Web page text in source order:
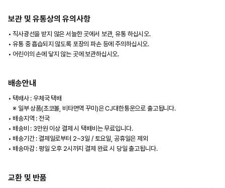
보관 및 유통상의 유의사항
직사광선을 받지 않은 서늘한 곳에서 보관, 유통 하십시오.
유통 중 흡습되지 않도록 포장의 파손 등에 주의하십시오.
어린이의 손에 닿지 않는 곳에 보관하십시오.
배송안내
택배사 : 우체국 택배
※ 일부 상품(초코볼, 비타면역 꾸미)은 CJ대한통운으로 출고됩니다.
배송지역 : 전국
배송비 : 3만원 이상 결제 시 택배비는 무료입니다.
배송기간 : 결제일로부터 2~3일 / 토요일, 공휴일은 제외
배송마감 : 평일 오후 2시까지 결제 완료 시 당일 출고됩니다.
교환 및 반품